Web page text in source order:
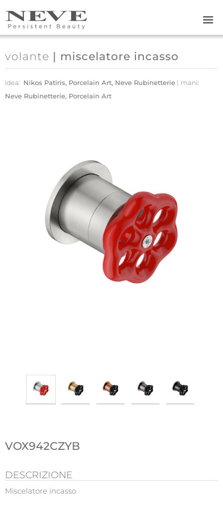
Skip to main content
volante | miscelatore incasso
idea: Nikos Patiris, Porcelain Art, Neve Rubinetterie
mani:
Neve Rubinetterie, Porcelain Art
VOX942CZYB
DESCRIZIONE
Miscelatore incasso